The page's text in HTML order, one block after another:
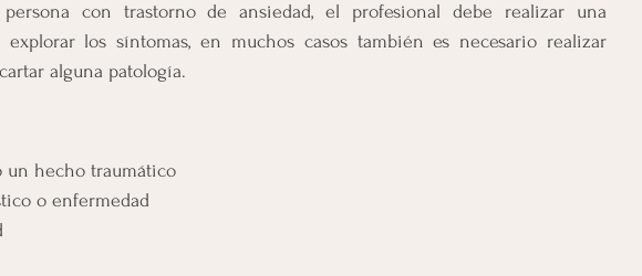
con trastorno de ansiedad, el profesional debe realizar una
explorar los síntomas, en muchos casos también es necesario realizar
alguna patología.
un hecho traumático
o enfermedad